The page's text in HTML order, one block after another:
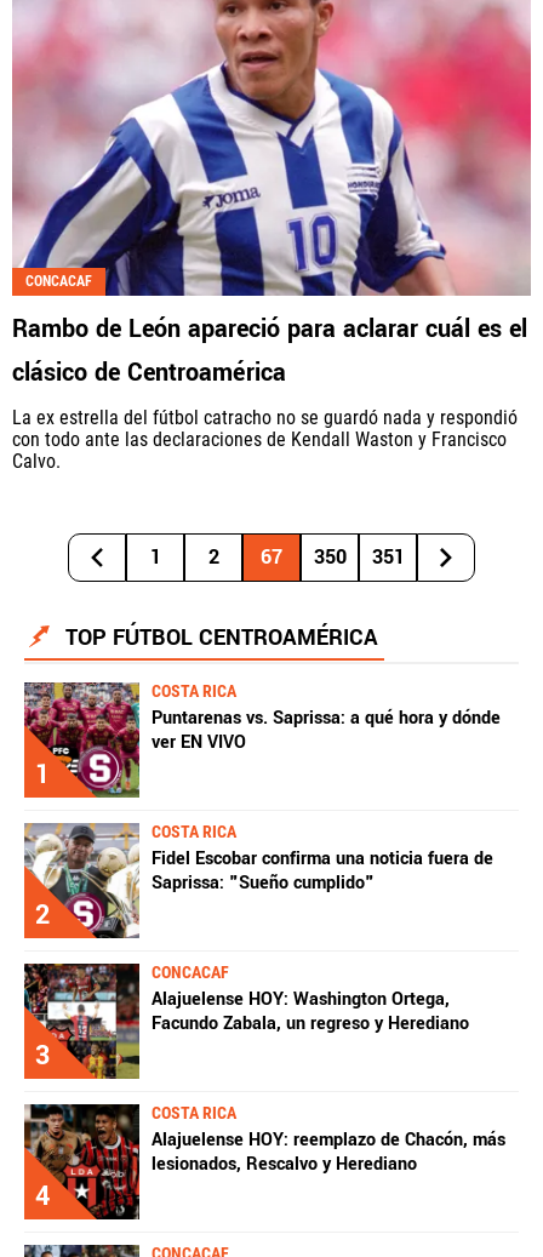
CONCACAF
Rambo de León apareció para aclarar cuál es el
clásico de Centroamérica
La ex estrella del fútbol catracho no se guardó nada y respondió
con todo ante las declaraciones de Kendall Waston y Francisco
Calvo.
1 2 67 350 351
TOP FÚTBOL CENTROAMÉRICA
1
COSTA RICA
Puntarenas vs. Saprissa: a qué hora y dónde
ver EN VIVO
2
COSTA RICA
Fidel Escobar confirma una noticia fuera de
Saprissa: "Sueño cumplido"
3
CONCACAF
Alajuelense HOY: Washington Ortega,
Facundo Zabala, un regreso y Herediano
4
COSTA RICA
Alajuelense HOY: reemplazo de Chacón, más
lesionados, Rescalvo y Herediano